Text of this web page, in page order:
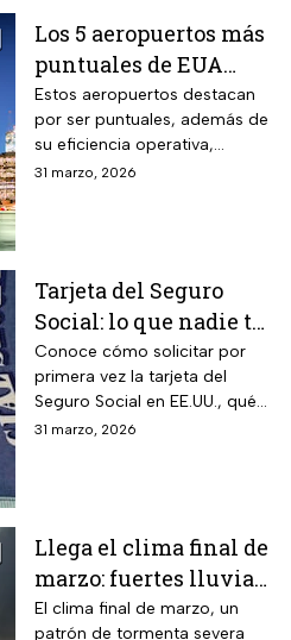
Los 5 aeropuertos más
puntuales de EUA
para viajar en Semana
Santa
Estos aeropuertos destacan
por ser puntuales, además de
su eficiencia operativa,
gestión del flujo de pasajeros
31 marzo, 2026
Tarjeta del Seguro
Social: lo que nadie te
cuenta sobre cómo
obtenerla o
reemplazarla
Conoce cómo solicitar por
primera vez la tarjeta del
Seguro Social en EE.UU., qué
hacer para reemplazarla y
31 marzo, 2026
Llega el clima final de
marzo: fuertes lluvias
y riesgo de
El clima final de marzo, un
patrón de tormenta severa